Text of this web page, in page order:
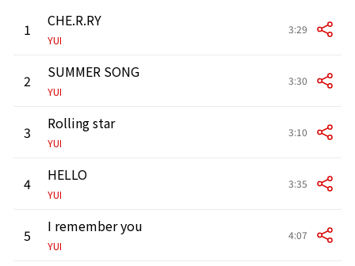
1 CHE.R.RY
YUI
3:29
2 SUMMER SONG
YUI
3:30
3 Rolling star
YUI
3:10
4 HELLO
YUI
3:35
5 I remember you
YUI
4:07